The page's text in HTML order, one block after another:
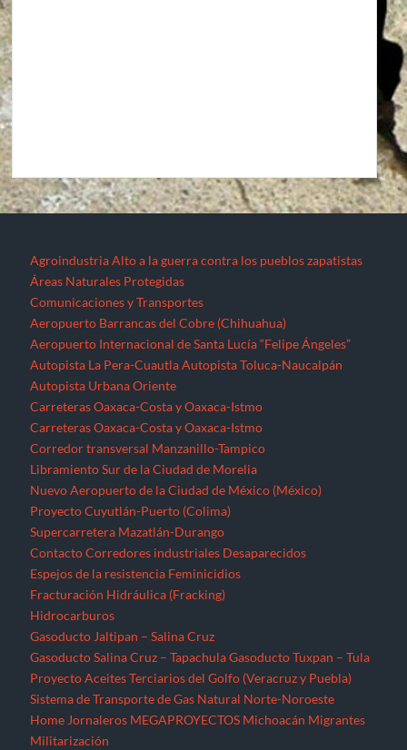
Agroindustria Alto a la guerra contra los pueblos zapatistas
Áreas Naturales Protegidas
Comunicaciones y Transportes
Aeropuerto Barrancas del Cobre (Chihuahua)
Aeropuerto Internacional de Santa Lucía “Felipe Ángeles”
Autopista La Pera-Cuautla Autopista Toluca-Naucalpán
Autopista Urbana Oriente
Carreteras Oaxaca-Costa y Oaxaca-Istmo
Carreteras Oaxaca-Costa y Oaxaca-Istmo
Corredor transversal Manzanillo-Tampico
Libramiento Sur de la Ciudad de Morelia
Nuevo Aeropuerto de la Ciudad de México (México)
Proyecto Cuyutlán-Puerto (Colima)
Supercarretera Mazatlán-Durango
Contacto Corredores industriales Desaparecidos
Espejos de la resistencia Feminicidios
Fracturación Hidráulica (Fracking)
Hidrocarburos
Gasoducto Jaltipan – Salina Cruz
Gasoducto Salina Cruz – Tapachula Gasoducto Tuxpan – Tula
Proyecto Aceites Terciarios del Golfo (Veracruz y Puebla)
Sistema de Transporte de Gas Natural Norte-Noroeste
Home Jornaleros MEGAPROYECTOS Michoacán Migrantes
Militarización